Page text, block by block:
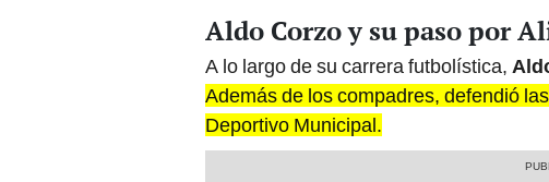
Aldo Corzo y su paso por
A lo largo de su carrera futbolística,
Además de los compadres, defendió
Deportivo Municipal.